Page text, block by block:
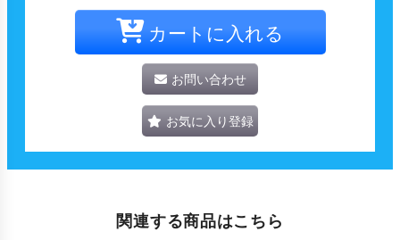
カートに入れる
お問い合わせ
お気に入り登録
関連する商品はこちら